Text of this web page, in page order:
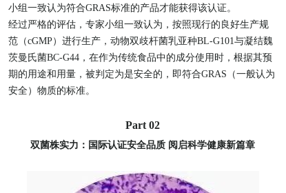
小组一致认为符合GRAS标准的产品才能获得该认证。
经过严格的评估，专家小组一致认为，按照现行的良好生产规
范（cGMP）进行生产，动物双歧杆菌乳亚种BL-G101与凝结魏
茨曼氏菌BC-G44，在作为传统食品中的成分使用时，根据其预
期的用途和用量，被判定为是安全的，即符合GRAS（一般认为
安全）物质的标准。
Part 02
双菌株实力：国际认证安全品质 阅启科学健康新篇章